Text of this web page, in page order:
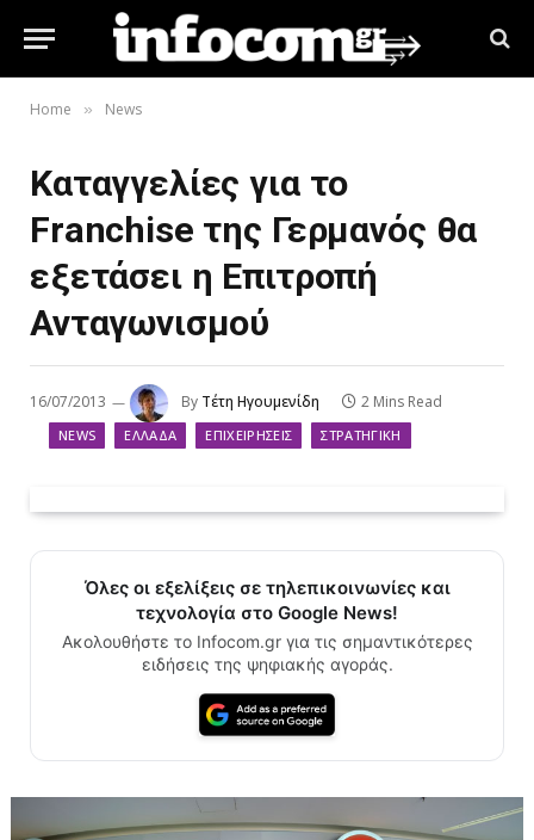
Home » News
Καταγγελίες για το
Franchise‎ της Γερμανός θα
εξετάσει η Επιτροπή
Ανταγωνισμού
16/07/2013 By Τέτη Ηγουμενίδη 2 Mins Read
NEWS ΕΛΛΆΔΑ ΕΠΙΧΕΙΡΉΣΕΙΣ ΣΤΡΑΤΗΓΙΚΉ
Όλες οι εξελίξεις σε τηλεπικοινωνίες και
τεχνολογία στο Google News!
Ακολουθήστε το Infocom.gr για τις σημαντικότερες
ειδήσεις της ψηφιακής αγοράς.